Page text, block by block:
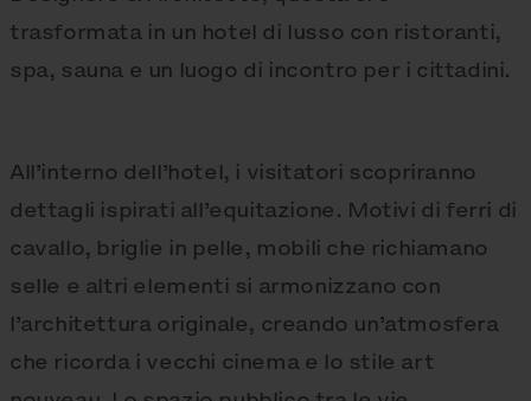
trasformata in un hotel di lusso con ristoranti,
spa, sauna e un luogo di incontro per i cittadini.
All’interno dell’hotel, i visitatori scopriranno
dettagli ispirati all’equitazione. Motivi di ferri di
cavallo, briglie in pelle, mobili che richiamano
selle e altri elementi si armonizzano con
l’architettura originale, creando un’atmosfera
che ricorda i vecchi cinema e lo stile art